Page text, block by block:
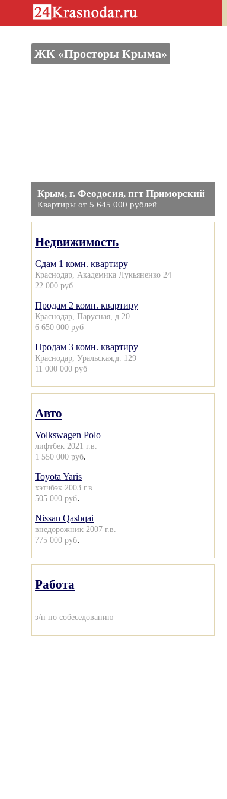
ЖК «Просторы Крыма»
Крым, г. Феодосия, пгт Приморский
Квартиры от 5 645 000 рублей
Недвижимость
Сдам 1 комн. квартиру
Краснодар, Академика Лукьяненко 24
22 000 руб
Продам 2 комн. квартиру
Краснодар, Парусная, д.20
6 650 000 руб
Продам 3 комн. квартиру
Краснодар, Уральская,д. 129
11 000 000 руб
Авто
Volkswagen Polo
лифтбек 2021 г.в.
1 550 000 руб.
Toyota Yaris
хэтчбэк 2003 г.в.
505 000 руб.
Nissan Qashqai
внедорожник 2007 г.в.
775 000 руб.
Работа
з/п по собеседованию